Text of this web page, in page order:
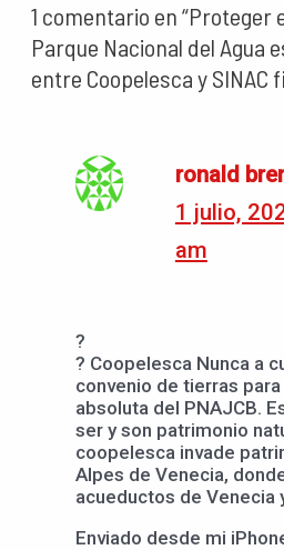
1 comentario en “Proteger
Parque Nacional del Agua
entre Coopelesca y SINAC
ronald
1 julio,
am
?
? Coopelesca Nunca a
convenio de tierras
absoluta del PNAJCB.
ser y son patrimonio
coopelesca invade
Alpes de Venecia,
acueductos de Venecia
Enviado desde mi